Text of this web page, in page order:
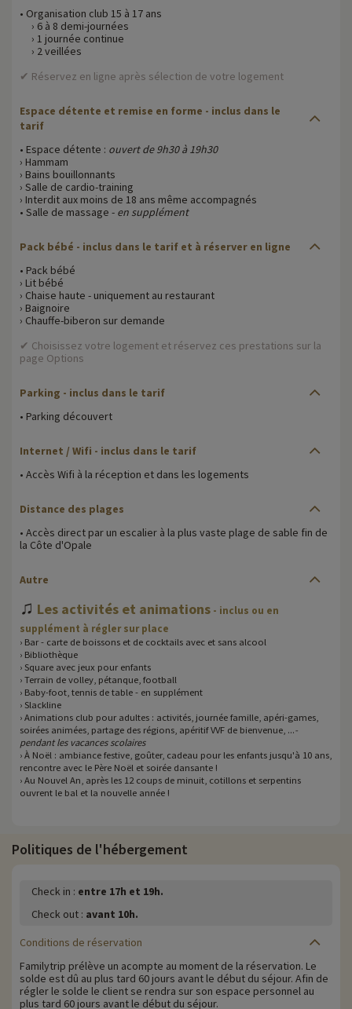
• Organisation club 15 à 17 ans
› 6 à 8 demi-journées
› 1 journée continue
› 2 veillées
✔ Réservez en ligne après sélection de votre logement
Espace détente et remise en forme - inclus dans le
tarif
• Espace détente : ouvert de 9h30 à 19h30
› Hammam
› Bains bouillonnants
› Salle de cardio-training
› Interdit aux moins de 18 ans même accompagnés
• Salle de massage - en supplément
Pack bébé - inclus dans le tarif et à réserver en ligne
• Pack bébé
› Lit bébé
› Chaise haute - uniquement au restaurant
› Baignoire
› Chauffe-biberon sur demande
✔ Choisissez votre logement et réservez ces prestations sur la
page Options
Parking - inclus dans le tarif
• Parking découvert
Internet / Wifi - inclus dans le tarif
• Accès Wifi à la réception et dans les logements
Distance des plages
• Accès direct par un escalier à la plus vaste plage de sable fin de
la Côte d'Opale
Autre
♫ Les activités et animations - inclus ou en
supplément à régler sur place
› Bar - carte de boissons et de cocktails avec et sans alcool
› Bibliothèque
› Square avec jeux pour enfants
› Terrain de volley, pétanque, football
› Baby-foot, tennis de table - en supplément
› Slackline
› Animations club pour adultes : activités, journée famille, apéri-games,
soirées animées, partage des régions, apéritif VVF de bienvenue, ...-
pendant les vacances scolaires
› À Noël : ambiance festive, goûter, cadeau pour les enfants jusqu'à 10 ans,
rencontre avec le Père Noël et soirée dansante !
› Au Nouvel An, après les 12 coups de minuit, cotillons et serpentins
ouvrent le bal et la nouvelle année !
Politiques de l'hébergement
Check in : entre 17h et 19h.
Check out : avant 10h.
Conditions de réservation
Familytrip prélève un acompte au moment de la réservation. Le
solde est dû au plus tard 60 jours avant le début du séjour. Afin de
régler le solde le client se rendra sur son espace personnel au
plus tard 60 jours avant le début du séjour.